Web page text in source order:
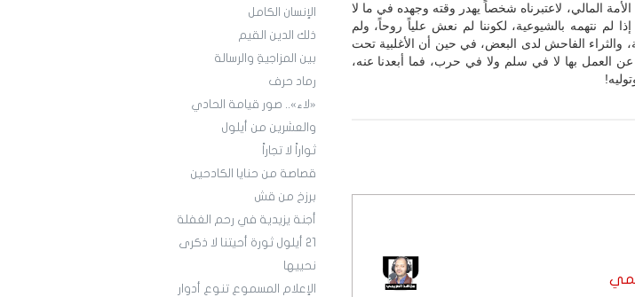
الإنسان الكامل
ذلك الدين القيم
بين المزاجيةِ والرسالة
رماد حرف
«لاء».. صور قيامة الحادي
والعشرين من أيلول
ثواراً لا تجاراً
قصاصة من حنايا الكادحين
برزخ من قش
أجنة يزيدية في رحم الغفلة
21 أيلول ثورة أحيتنا لا ذكرى
نحييها
الإعلام المسموع تنوع أدوار
المالي، لاعتبرناه شخصاً يهدر وقته وجهده في ما لا
لم نتهمه بالشيوعية، لكوننا لم نعش علياً روحاً، ولم
والثراء الفاحش لدى البعض، في حين أن الأغلبية تحت
العمل بها لا في سلم ولا في حرب، فما أبعدنا عنه،